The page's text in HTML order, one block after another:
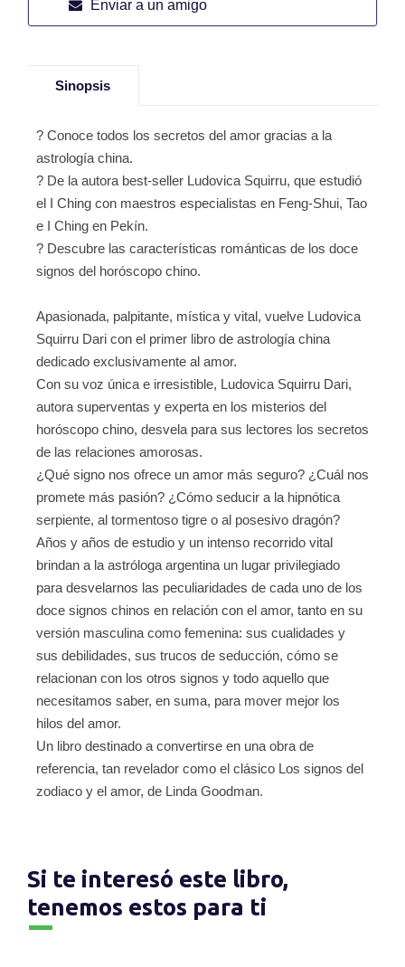
Enviar a un amigo
Sinopsis
? Conoce todos los secretos del amor gracias a la
astrología china.
? De la autora best-seller Ludovica Squirru, que estudió
el I Ching con maestros especialistas en Feng-Shui, Tao
e I Ching en Pekín.
? Descubre las características románticas de los doce
signos del horóscopo chino.
Apasionada, palpitante, mística y vital, vuelve Ludovica
Squirru Dari con el primer libro de astrología china
dedicado exclusivamente al amor.
Con su voz única e irresistible, Ludovica Squirru Dari,
autora superventas y experta en los misterios del
horóscopo chino, desvela para sus lectores los secretos
de las relaciones amorosas.
¿Qué signo nos ofrece un amor más seguro? ¿Cuál nos
promete más pasión? ¿Cómo seducir a la hipnótica
serpiente, al tormentoso tigre o al posesivo dragón?
Años y años de estudio y un intenso recorrido vital
brindan a la astróloga argentina un lugar privilegiado
para desvelarnos las peculiaridades de cada uno de los
doce signos chinos en relación con el amor, tanto en su
versión masculina como femenina: sus cualidades y
sus debilidades, sus trucos de seducción, cómo se
relacionan con los otros signos y todo aquello que
necesitamos saber, en suma, para mover mejor los
hilos del amor.
Un libro destinado a convertirse en una obra de
referencia, tan revelador como el clásico Los signos del
zodiaco y el amor, de Linda Goodman.
Si te interesó este libro,
tenemos estos para ti